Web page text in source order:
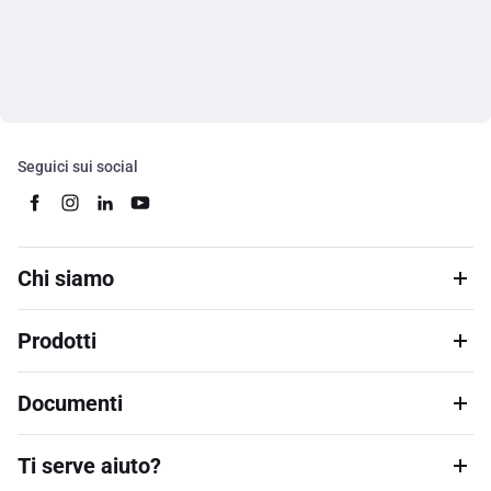
Seguici sui social
Chi siamo
Prodotti
Documenti
Ti serve aiuto?